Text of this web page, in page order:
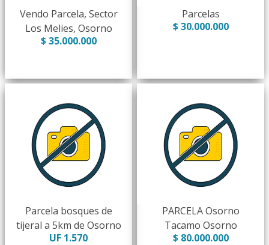
Vendo Parcela, Sector
Los Melies, Osorno
$ 35.000.000
Parcelas
$ 30.000.000
Parcela bosques de
tijeral a 5km de Osorno
UF 1.570
PARCELA Osorno
Tacamo Osorno
$ 80.000.000